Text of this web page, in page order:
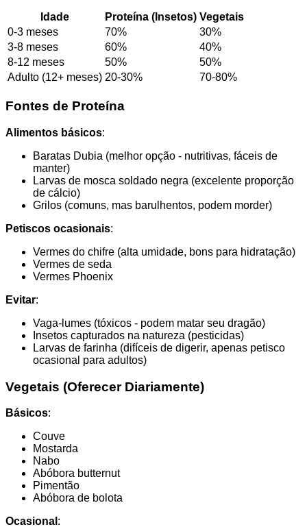
Idade Proteína (Insetos) Vegetais
0-3 meses
70%
30%
3-8 meses
60%
40%
8-12 meses
50%
50%
Adulto (12+ meses) 20-30% 70-80%
Fontes de Proteína
Alimentos básicos:
Baratas Dubia (melhor opção - nutritivas, fáceis de
manter)
Larvas de mosca soldado negra (excelente proporção
de cálcio)
Grilos (comuns, mas barulhentos, podem morder)
Petiscos ocasionais:
Vermes do chifre (alta umidade, bons para hidratação)
Vermes de seda
Vermes Phoenix
Evitar:
Vaga-lumes (tóxicos - podem matar seu dragão)
Insetos capturados na natureza (pesticidas)
Larvas de farinha (difíceis de digerir, apenas petisco
ocasional para adultos)
Vegetais (Oferecer Diariamente)
Básicos:
Couve
Mostarda
Nabo
Abóbora butternut
Pimentão
Abóbora de bolota
Ocasional :